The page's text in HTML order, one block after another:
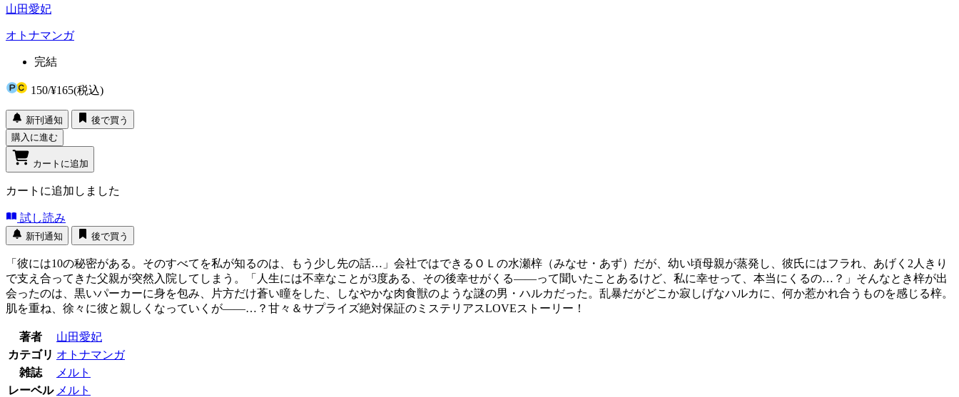
山田愛妃
オトナマンガ
完結
150/¥165(税込)
新刊通知
後で買う
購入に進む
カートに追加
カートに追加しました
試し読み
新刊通知 後で買う
「彼には10の秘密がある。そのすべてを私が知るのは、もう少し先の話…」会社ではできるＯＬの水瀬梓（みなせ・あず）だが、幼い頃母親が蒸発し、彼氏にはフラれ、あげく2人きり
で支え合ってきた父親が突然入院してしまう。「人生には不幸なことが3度ある、その後幸せがくる――って聞いたことあるけど、私に幸せって、本当にくるの…？」そんなとき梓が出
会ったのは、黒いパーカーに身を包み、片方だけ蒼い瞳をした、しなやかな肉食獣のような謎の男・ハルカだった。乱暴だがどこか寂しげなハルカに、何か惹かれ合うものを感じる梓。
肌を重ね、徐々に彼と親しくなっていくが――…？甘々＆サプライズ絶対保証のミステリアスLOVEストーリー！
著者
山田愛妃
カテゴリ オトナマンガ
雑誌
メルト
レーベル メルト